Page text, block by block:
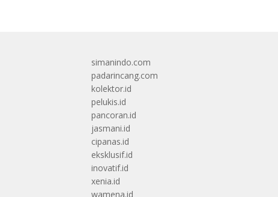
simanindo.com
padarincang.com
kolektor.id
pelukis.id
pancoran.id
jasmani.id
cipanas.id
eksklusif.id
inovatif.id
xenia.id
wamena.id